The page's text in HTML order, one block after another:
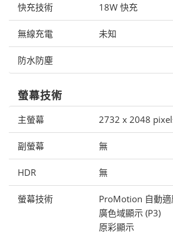
快充技術 18W 快充
無線充電 未知
防水防塵
螢幕技術
主螢幕 2732 x 2048
副螢幕 無
HDR 無
螢幕技術
ProMotion 自動
廣色域顯示 (P3)
原彩顯示